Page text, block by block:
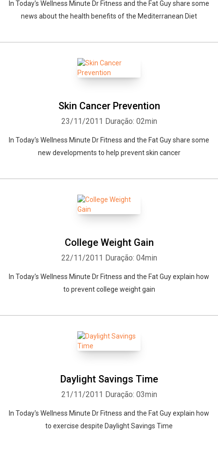
In Today's Wellness Minute Dr Fitness and the Fat Guy share some
news about the health benefits of the Mediterranean Diet
Skin Cancer Prevention
23/11/2011 Duração: 02min
In Today's Wellness Minute Dr Fitness and the Fat Guy share some
new developments to help prevent skin cancer
College Weight Gain
22/11/2011 Duração: 04min
In Today's Wellness Minute Dr Fitness and the Fat Guy explain how
to prevent college weight gain
Daylight Savings Time
21/11/2011 Duração: 03min
In Today's Wellness Minute Dr Fitness and the Fat Guy explain how
to exercise despite Daylight Savings Time